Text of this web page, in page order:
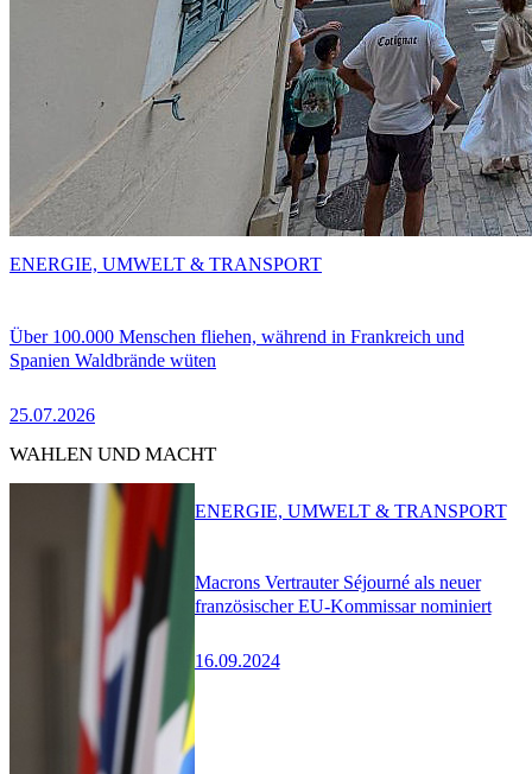
Über 100.000 Menschen fliehen, während in Frankreich und
Spanien Waldbrände wüten
25.07.2026
ENERGIE, UMWELT & TRANSPORT
WAHLEN UND MACHT
Macrons Vertrauter Séjourné als neuer
französischer EU-Kommissar nominiert
16.09.2024
ENERGIE, UMWELT & TRANSPORT